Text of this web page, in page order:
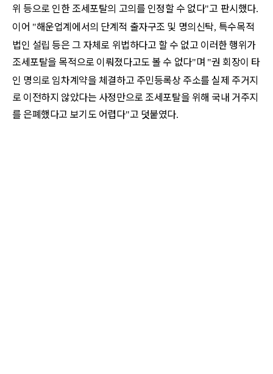
위 등으로 인한 조세포탈의 고의를 인정할 수 없다"고 판시했다.
이어 "해운업계에서의 단계적 출자구조 및 명의신탁, 특수목적
법인 설립 등은 그 자체로 위법하다고 할 수 없고 이러한 행위가
조세포탈을 목적으로 이뤄졌다고도 볼 수 없다"며 "권 회장이 타
인 명의로 임차계약을 체결하고 주민등록상 주소를 실제 주거지
로 이전하지 않았다는 사정만으로 조세포탈을 위해 국내 거주지
를 은폐했다고 보기도 어렵다"고 덧붙였다.